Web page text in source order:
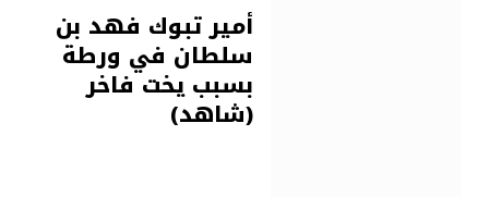
أمير تبوك فهد بن
سلطان في ورطة
بسبب يخت فاخر
(شاهد)